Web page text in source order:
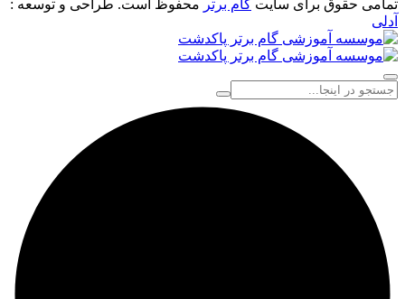
تمامی حقوق برای سایت گام برتر محفوظ است. طراحی و توسعه :
آدلی